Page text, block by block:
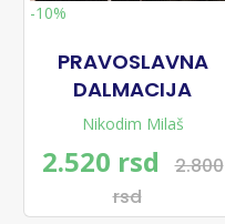
-10%
PRAVOSLAVNA
DALMACIJA
Nikodim Milaš
2.520 rsd
2.800
rsd